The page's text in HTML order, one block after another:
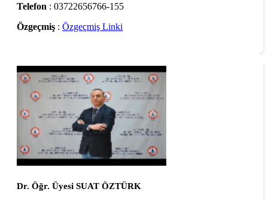
Telefon : 03722656766-155
Özgeçmiş : Özgeçmiş Linki
Dr. Öğr. Üyesi SUAT ÖZTÜRK